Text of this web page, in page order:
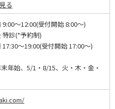
る
9:00～12:00(受付開始 8:00～)
特診(*予約制)
17:30～19:00(受付開始 17:00～)
年始、5/1・8/15、火・木・金・